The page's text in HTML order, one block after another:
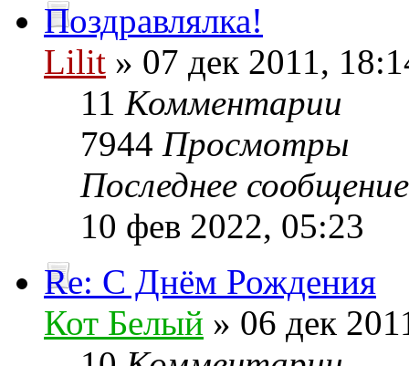
Поздравлялка!
Lilit » 07 дек 2011,
11 Комментарии
7944 Просмотры
Последнее
10 фев 2022, 05:23
Re: С Днём Рождения
Кот Белый » 06 дек